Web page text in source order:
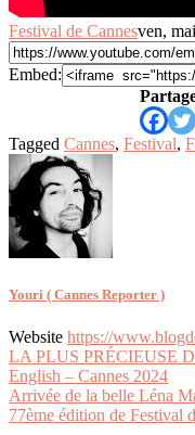
Festival de Cannesven,
Embed:
Tagged Cannes, Festival,
Youri ( Cannes Reporter )
Website https://
Navigation
de
l’article
LA PLUS PRÉCIEUSE
English – Cannes 2024
Arrivée de la belle Léna
77ème édition de Festival